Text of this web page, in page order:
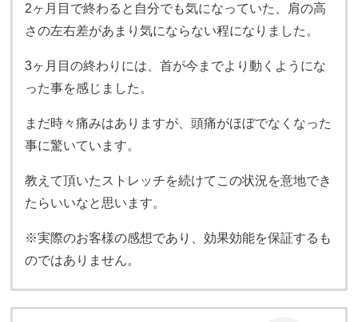
2ヶ月目で終わると自分でも気になっていた、肩の高
さの左右差があまり気にならない程になりました。
3ヶ月目の終わりには、首が今までより動くようにな
った事を感じました。
まだ時々痛みはありますが、頭痛がほぼでなくなった
事に驚いています。
教えて頂いたストレッチを続けてこの状況を意地でき
たらいいなと思います。
※実際のお客様の感想であり、効果効能を保証するも
のではありません。